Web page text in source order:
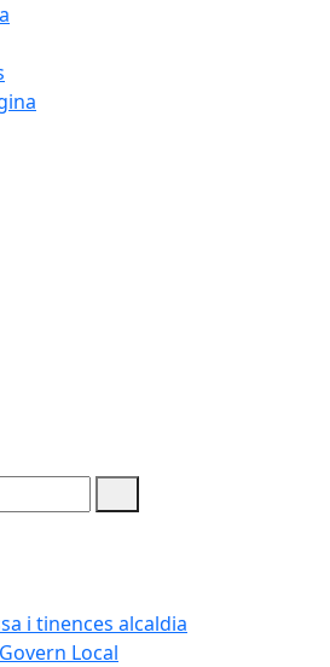
i tinences alcaldia
Local